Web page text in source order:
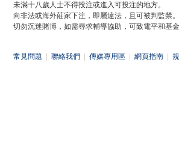
未滿十八歲人士不得投注或進入可投注的地方。
向非法或海外莊家下注，即屬違法，且可被判監禁。
切勿沉迷賭博，如需尋求輔導協助，可致電平和基
常見問題 聯絡我們 傳媒專用區 網頁指南